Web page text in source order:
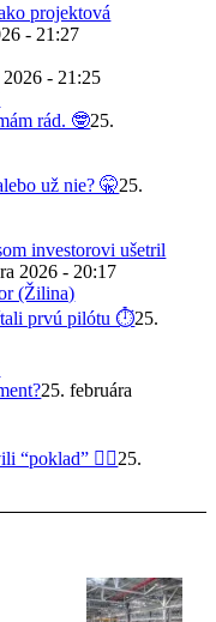
projektová
- 21:27
2026 - 21:25
rád. 🤓25.
už nie? 🤫25.
investorovi ušetril
2026 - 20:17
prvú pilótu ⏱️25.
25. februára
“poklad” 😵‍💫25.